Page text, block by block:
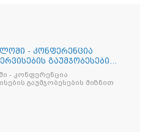
- კონფერენცია
გაუმჯობესების
- კონფერენცია
გაუმჯობესების მიზნით